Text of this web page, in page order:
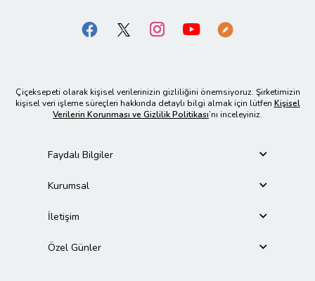
Çiçeksepeti olarak kişisel verilerinizin gizliliğini önemsiyoruz. Şirketimizin
kişisel veri işleme süreçleri hakkında detaylı bilgi almak için lütfen Kişisel
Verilerin Korunması ve Gizlilik Politikası’nı inceleyiniz.
Faydalı Bilgiler
Kurumsal
İletişim
Özel Günler